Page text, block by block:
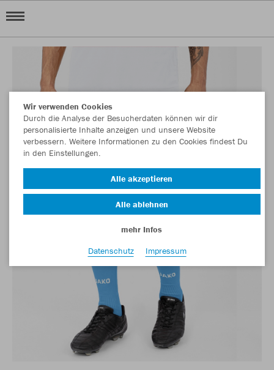
Wir verwenden Cookies
Durch die Analyse der Besucherdaten können wir dir
personalisierte Inhalte anzeigen und unsere Website
verbessern. Weitere Informationen zu den Cookies findest Du
in den Einstellungen.
Alle akzeptieren
Alle ablehnen
mehr Infos
Datenschutz
Impressum